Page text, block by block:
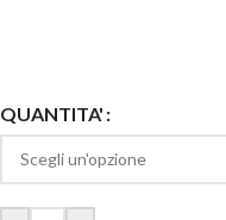
QUANTITA'
Alternative: